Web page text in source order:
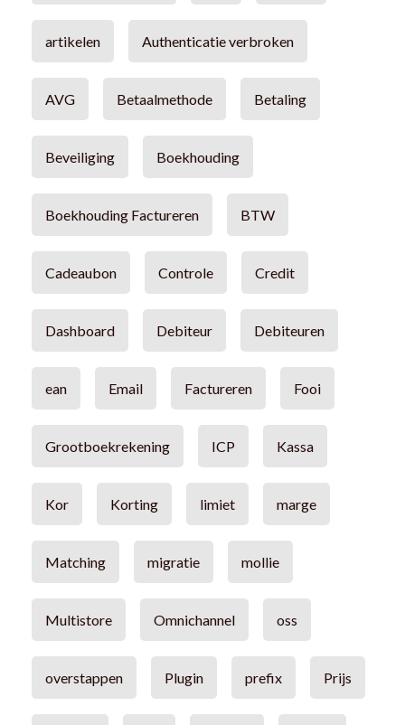
artikelen Authenticatie verbroken
AVG Betaalmethode Betaling
Beveiliging Boekhouding
Boekhouding Factureren BTW
Cadeaubon Controle Credit
Dashboard Debiteur Debiteuren
ean Email Factureren Fooi
Grootboekrekening ICP Kassa
Kor Korting limiet marge
Matching migratie mollie
Multistore Omnichannel oss
overstappen Plugin prefix Prijs